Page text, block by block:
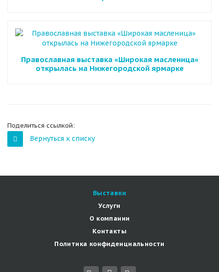
Православная выставка «Широкая масленица»
открылась на Нижегородской ярмарке
Поделиться ссылкой:
Вернуться к списку
Выставки
Услуги
О компании
Контакты
Политика конфиденциальности